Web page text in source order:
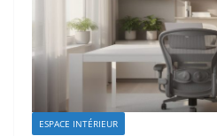
ESPACE INTÉRIEUR